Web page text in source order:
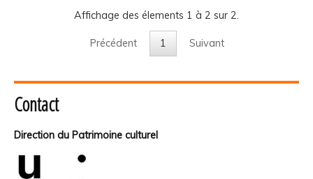
Affichage des élements 1 à 2 sur 2.
Précédent 1 Suivant
Contact
Direction du Patrimoine culturel